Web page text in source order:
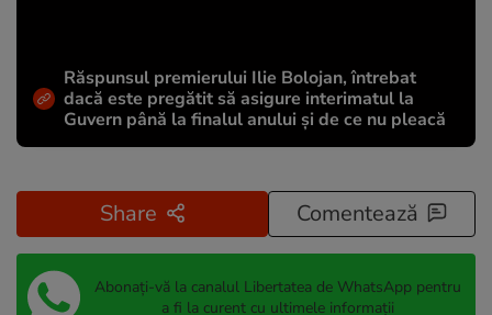
Răspunsul premierului Ilie Bolojan, întrebat
dacă este pregătit să asigure interimatul la
Guvern până la finalul anului și de ce nu pleacă
Share Comentează
Abonați-vă la canalul Libertatea de WhatsApp pentru
a fi la curent cu ultimele informații